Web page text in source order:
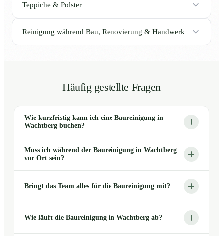
Teppiche & Polster
Reinigung während Bau, Renovierung & Handwerk
Häufig gestellte Fragen
Wie kurzfristig kann ich eine Baureinigung in
Wachtberg buchen?
Muss ich während der Baureinigung in Wachtberg
vor Ort sein?
Bringt das Team alles für die Baureinigung mit?
Wie läuft die Baureinigung in Wachtberg ab?